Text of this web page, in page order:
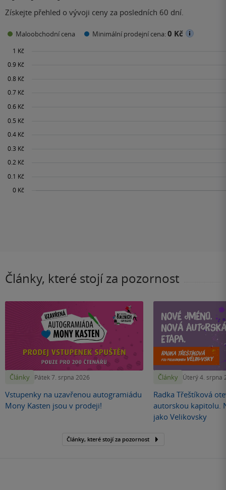
Získejte přehled o vývoji ceny za posledních 60 dní.
Maloobchodní cena Minimální prodejní cena:0 Kč
Články, které stojí za pozornost
Články Pátek 7. srpna 2026
Vstupenky na uzavřenou autogramiádu
Mony Kasten jsou v prodeji!
Články Úterý 4. srpna
Radka Třeštíková
autorskou kapitolu.
jako Velikovsky
Články, které stojí za pozornost